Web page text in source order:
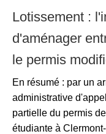
Lotissement :
d'aménager
le permis
En résumé : par un
administrative
partielle du permis
étudiante à